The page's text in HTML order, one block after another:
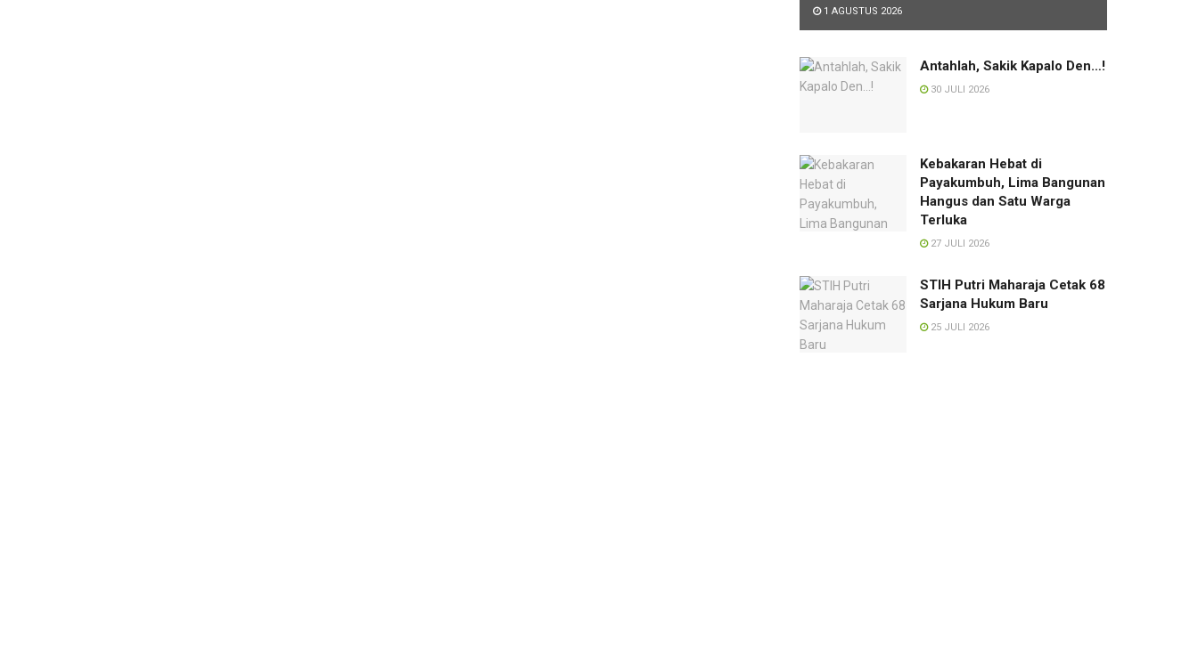
1 AGUSTUS 2026
Antahlah, Sakik Kapalo Den…!
30 JULI 2026
Kebakaran Hebat di
Payakumbuh, Lima Bangunan
Hangus dan Satu Warga
Terluka
27 JULI 2026
STIH Putri Maharaja Cetak 68
Sarjana Hukum Baru
25 JULI 2026